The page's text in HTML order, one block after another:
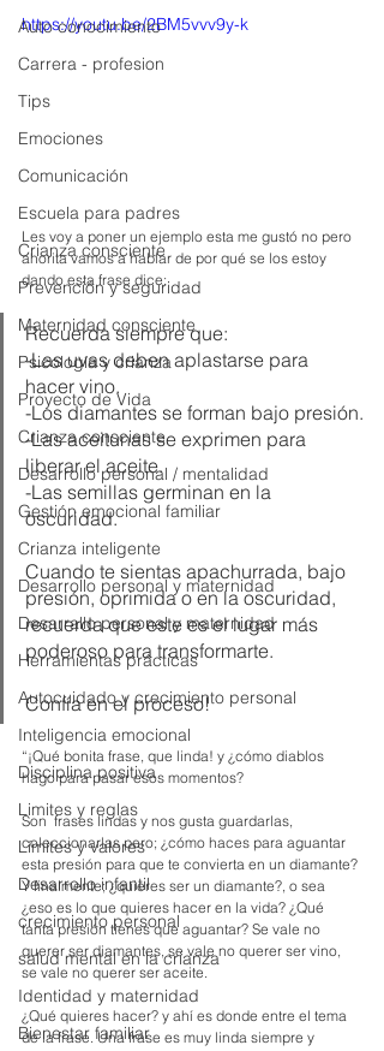
Auto conocimiento
Carrera - profesion
Tips
Emociones
Comunicación
Escuela para padres
Crianza consciente
Prevención y seguridad
Maternidad consciente
Psicología y crianza
Proyecto de Vida
Crianza consciente
Desarrollo personal / mentalidad
Gestión emocional familiar
Crianza inteligente
Desarrollo personal y maternidad
Desarrallo personal y maternidad
Herramientas prácticas
Autocuidado y crecimiento personal
Inteligencia emocional
Disciplina positiva
Limites y reglas
Límites y valores
Desarrollo infantil
crecimiento personal
salud mental en la crianza
Identidad y maternidad
Bienestar familiar
https://youtu.be/2BM5vvv9y-k
Les voy a poner un ejemplo esta me gustó no pero
ahorita vamos a hablar de por qué se los estoy
dando esta frase dice:
Recuerda siempre que:
-Las uvas deben aplastarse para
hacer vino.
-Los diamantes se forman bajo presión.
-Las aceitunas se exprimen para
liberar el aceite.
-Las semillas germinan en la
oscuridad.
Cuando te sientas apachurrada, bajo
presión, oprimida o en la oscuridad,
recuerda que este es el lugar más
poderoso para transformarte.
Confía en el proceso!
“¡Qué bonita frase, que linda! y ¿cómo diablos
hago para pasar esos momentos?
Son  frases lindas y nos gusta guardarlas,
coleccionarlas pero; ¿cómo haces para aguantar
esta presión para que te convierta en un diamante?
Y finalmente; ¿quieres ser un diamante?, o sea
¿eso es lo que quieres hacer en la vida? ¿Qué
tanta presión tienes que aguantar? Se vale no
querer ser diamantes, se vale no querer ser vino,
se vale no querer ser aceite.
¿Qué quieres hacer? y ahí es donde entre el tema
de la frase. Una frase es muy linda siempre y